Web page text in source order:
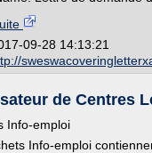
09-28 14:13:21
de Centres
Info-emploi
Info-emploi